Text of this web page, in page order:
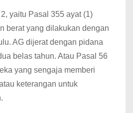
yaitu Pasal 355 ayat (1)
berat yang dilakukan dengan
AG dijerat dengan pidana
belas tahun. Atau Pasal 56
yang sengaja memberi
keterangan untuk